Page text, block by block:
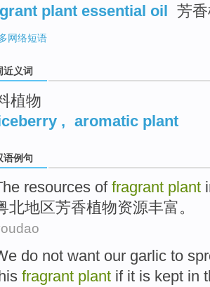
plant essential oil 芳
网络短语
近义词
植物
, aromatic plant
语例句
resources of fragrant plant
北地区芳香植物资源丰富。
do not want our garlic to
fragrant plant ifit is kept in